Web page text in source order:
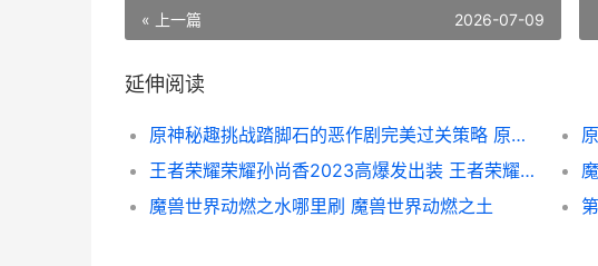
« 上一篇 2026-07-09
延伸阅读
原神秘趣挑战踏脚石的恶作剧完美过关策略 原神解锁踏
王者荣耀荣耀孙尚香2023高爆发出装 王者荣耀荣耀孙策称号
魔兽世界动燃之水哪里刷 魔兽世界动燃之土